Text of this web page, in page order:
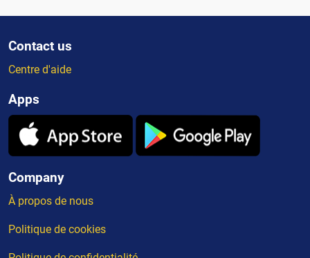
Contact us
Centre d'aide
Apps
Company
À propos de nous
Politique de cookies